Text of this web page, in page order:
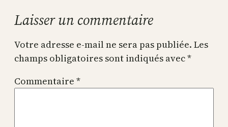
Laisser un commentaire
Votre adresse e-mail ne sera pas publiée. Les
champs obligatoires sont indiqués avec*
Commentaire *